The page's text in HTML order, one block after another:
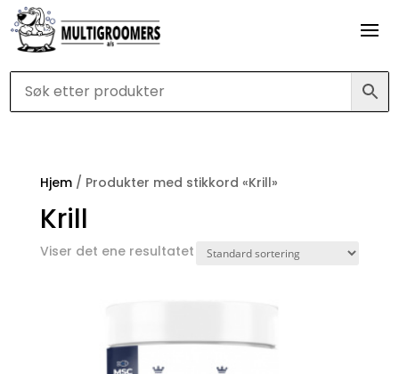
Hjem/ Produkter med stikkord «Krill»
Krill
Viser det ene resultatet